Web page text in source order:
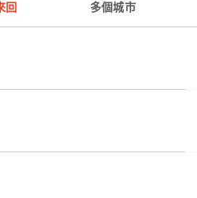
回 多個城市